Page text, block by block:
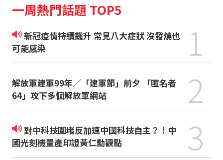
一周熱門話題 TOP5
新冠疫情持續飆升 常見八大症狀 沒發燒也
可能感染
1
解放軍建軍99年／「建軍節」前夕 「匿名者
64」攻下多個解放軍網站
2
對中科技圍堵反加速中國科技自主？！中
國光刻機量產印證黃仁勳觀點
3